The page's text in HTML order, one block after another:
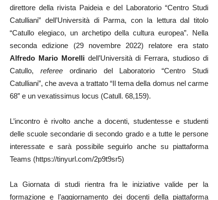
direttore della rivista Paideia e del Laboratorio “Centro Studi
Catulliani” dell’Università di Parma, con la lettura dal titolo
“Catullo elegiaco, un archetipo della cultura europea”. Nella
seconda edizione (29 novembre 2022) relatore era stato
Alfredo Mario Morelli dell’Università di Ferrara, studioso di
Catullo, refereeordinario del Laboratorio “Centro Studi
Catulliani”, che aveva a trattato “Il tema della domus nel carme
68” e un vexatissimus locus (Catull. 68,159).
L’incontro è rivolto anche a docenti, studentesse e studenti
delle scuole secondarie di secondo grado e a tutte le persone
interessate e sarà possibile seguirlo anche su piattaforma
Teams (https://tinyurl.com/2p9t9sr5)
La Giornata di studi rientra fra le iniziative valide per la
formazione e l’aggiornamento dei docenti della piattaforma